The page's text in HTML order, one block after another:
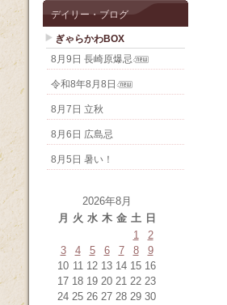
デイリー・ブログ
ぎゃらかわBOX
8月9日 長崎原爆忌
令和8年8月8日
8月7日 立秋
8月6日 広島忌
8月5日 暑い！
2026年8月
月
火 水 木 金 土 日
1
2
3
4 5 6 7 8
9
10 11 12 13 14 15 16
17 18 19 20 21 22 23
24 25 26 27 28 29 30